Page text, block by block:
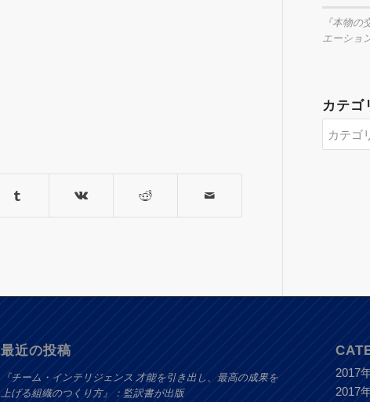
『本物
エーショ
カテゴ
最近の投稿
『チーム・インテリジェンス 才能を引き出し、最高の成果を
上げる組織のつくり方』：監訳書が出版
2017
2017